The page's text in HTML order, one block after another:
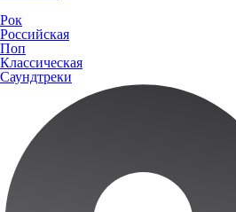
Рок
Российская
Поп
Классическая
Саундтреки